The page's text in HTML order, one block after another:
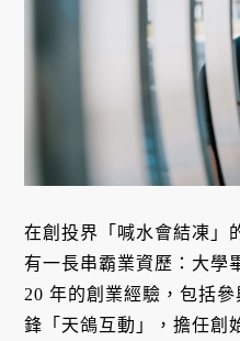
在創投界「喊水會結凍」
有一長串霸業資歷：大學
20 年的創業經驗，包括
鋒「天鴿互動」，擔任創